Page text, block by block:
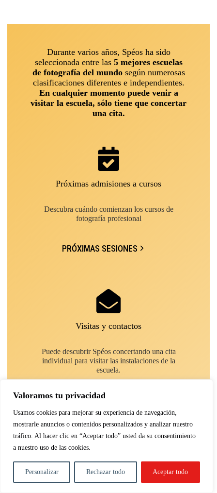
Valoramos tu privacidad
Usamos cookies para mejorar su experiencia de navegación,
mostrarle anuncios o contenidos personalizados y analizar nuestro
tráfico. Al hacer clic en “Aceptar todo” usted da su consentimiento
a nuestro uso de las cookies.
Personalizar Rechazar todo Aceptar todo
Durante varios años, Spéos ha sido
seleccionada entre las 5 mejores escuelas
de fotografía del mundosegún numerosas
clasificaciones diferentes e independientes.
En cualquier momento puede venir a
visitar la escuela, sólo tiene que concertar
una cita.
Próximas admisiones a cursos
Descubra cuándo comienzan los cursos de
fotografía profesional
PRÓXIMAS SESIONES
Visitas y contactos
Puede descubrir Spéos concertando una cita
individual para visitar las instalaciones de la
escuela.
PREGUNTAS